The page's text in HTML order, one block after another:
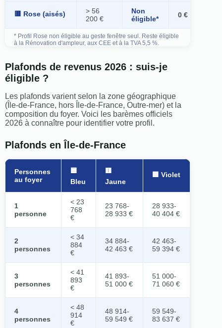
🟥 Rose (aisés)
> 56
200 €
Non
éligible*
0 €
* Profil Rose non éligible au geste fenêtre seul. Reste éligible
à la Rénovation d'ampleur, aux CEE et à la TVA 5,5 %.
Plafonds de revenus 2026 : suis-je
éligible ?
Les plafonds varient selon la zone géographique
(Île-de-France, hors Île-de-France, Outre-mer) et la
composition du foyer. Voici les barèmes officiels
2026 à connaître pour identifier votre profil.
Plafonds en Île-de-France
Personnes
au foyer
🟦
Bleu
🟨
Jaune
🟪 Violet
1
personne
< 23
768
€
23 768-
28 933 €
28 933-
40 404 €
2
personnes
< 34
884
€
34 884-
42 463 €
42 463-
59 394 €
3
personnes
< 41
893
€
41 893-
51 000 €
51 000-
71 060 €
4
personnes
< 48
914
€
48 914-
59 549 €
59 549-
83 637 €